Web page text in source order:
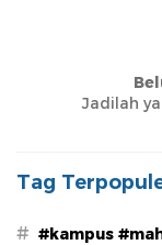
Jadilah
Tag
# #kampus